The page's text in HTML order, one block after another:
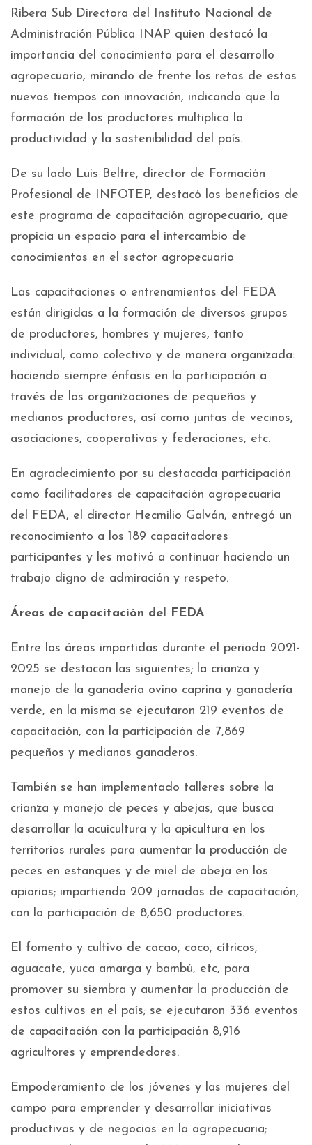
Ribera Sub Directora del Instituto Nacional de
Administración Pública INAP quien destacó la
importancia del conocimiento para el desarrollo
agropecuario, mirando de frente los retos de estos
nuevos tiempos con innovación, indicando que la
formación de los productores multiplica la
productividad y la sostenibilidad del país.
De su lado Luis Beltre, director de Formación
Profesional de INFOTEP, destacó los beneficios de
este programa de capacitación agropecuario, que
propicia un espacio para el intercambio de
conocimientos en el sector agropecuario
Las capacitaciones o entrenamientos del FEDA
están dirigidas a la formación de diversos grupos
de productores, hombres y mujeres, tanto
individual, como colectivo y de manera organizada:
haciendo siempre énfasis en la participación a
través de las organizaciones de pequeños y
medianos productores, así como juntas de vecinos,
asociaciones, cooperativas y federaciones, etc.
En agradecimiento por su destacada participación
como facilitadores de capacitación agropecuaria
del FEDA, el director Hecmilio Galván, entregó un
reconocimiento a los 189 capacitadores
participantes y les motivó a continuar haciendo un
trabajo digno de admiración y respeto.
Áreas de capacitación del FEDA
Entre las áreas impartidas durante el periodo 2021-
2025 se destacan las siguientes; la crianza y
manejo de la ganadería ovino caprina y ganadería
verde, en la misma se ejecutaron 219 eventos de
capacitación, con la participación de 7,869
pequeños y medianos ganaderos.
También se han implementado talleres sobre la
crianza y manejo de peces y abejas, que busca
desarrollar la acuicultura y la apicultura en los
territorios rurales para aumentar la producción de
peces en estanques y de miel de abeja en los
apiarios; impartiendo 209 jornadas de capacitación,
con la participación de 8,650 productores.
El fomento y cultivo de cacao, coco, cítricos,
aguacate, yuca amarga y bambú, etc, para
promover su siembra y aumentar la producción de
estos cultivos en el país; se ejecutaron 336 eventos
de capacitación con la participación 8,916
agricultores y emprendedores.
Empoderamiento de los jóvenes y las mujeres del
campo para emprender y desarrollar iniciativas
productivas y de negocios en la agropecuaria;